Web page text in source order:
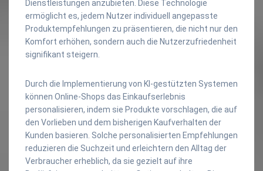
Dienstleistungen anzubieten. Diese Technologie
ermöglicht es, jedem Nutzer individuell angepasste
Produktempfehlungen zu präsentieren, die nicht nur den
Komfort erhöhen, sondern auch die Nutzerzufriedenheit
signifikant steigern.
Durch die Implementierung von KI-gestützten Systemen
können Online-Shops das Einkaufserlebnis
personalisieren, indem sie Produkte vorschlagen, die auf
den Vorlieben und dem bisherigen Kaufverhalten der
Kunden basieren. Solche personalisierten Empfehlungen
reduzieren die Suchzeit und erleichtern den Alltag der
Verbraucher erheblich, da sie gezielt auf ihre